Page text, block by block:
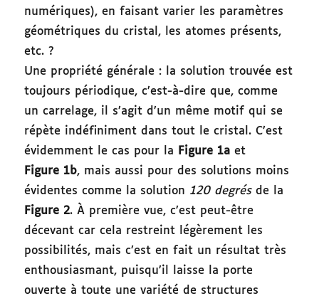
numériques), en faisant varier les paramètres
géométriques du cristal, les atomes présents,
etc. ?
Une propriété générale : la solution trouvée est
toujours périodique, c’est-à-dire que, comme
un carrelage, il s’agit d’un même motif qui se
répète indéfiniment dans tout le cristal. C’est
évidemment le cas pour la
Figure 1a et
Figure 1b, mais aussi pour des solutions moins
évidentes comme la solution 120 degrésde la
Figure 2. À première vue, c’est peut-être
décevant car cela restreint légèrement les
possibilités, mais c’est en fait un résultat très
enthousiasmant, puisqu’il laisse la porte
ouverte à toute une variété de structures